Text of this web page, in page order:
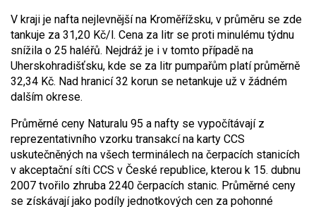
V kraji je nafta nejlevnější na Kroměřížsku, v průměru se zde
tankuje za 31,20 Kč/l. Cena za litr se proti minulému týdnu
snížila o 25 haléřů. Nejdráž je i v tomto případě na
Uherskohradišťsku, kde se za litr pumpařům platí průměrně
32,34 Kč. Nad hranicí 32 korun se netankuje už v žádném
dalším okrese.
Průměrné ceny Naturalu 95 a nafty se vypočítávají z
reprezentativního vzorku transakcí na karty CCS
uskutečněných na všech terminálech na čerpacích stanicích
v akceptační síti CCS v České republice, kterou k 15. dubnu
2007 tvořilo zhruba 2240 čerpacích stanic. Průměrné ceny
se získávají jako podíly jednotkových cen za pohonné